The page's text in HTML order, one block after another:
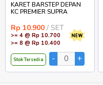
KARET BARSTEP DEPAN
KC PREMIER SUPRA
Rp 10.900 / SET
>= 4 @ Rp 10.700
>= 8 @ Rp 10.400
Stok Tersedia